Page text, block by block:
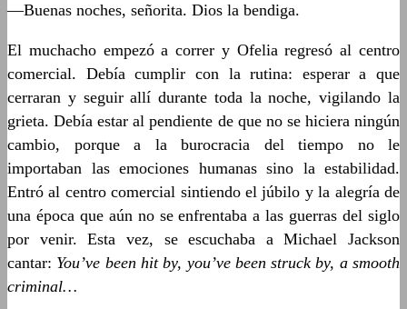
—Buenas noches, señorita. Dios la bendiga.
El muchacho empezó a correr y Ofelia regresó al centro
comercial. Debía cumplir con la rutina: esperar a que
cerraran y seguir allí durante toda la noche, vigilando la
grieta. Debía estar al pendiente de que no se hiciera ningún
cambio, porque a la burocracia del tiempo no le
importaban las emociones humanas sino la estabilidad.
Entró al centro comercial sintiendo el júbilo y la alegría de
una época que aún no se enfrentaba a las guerras del siglo
por venir. Esta vez, se escuchaba a Michael Jackson
cantar: You’ve been hit by, you’ve been struck by, a smooth
criminal…